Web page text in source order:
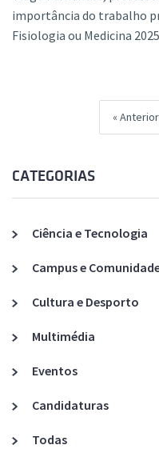
importância do trabalho
Fisiologia ou Medicina
Anterior
CATEGORIAS
Ciência e Tecnologia
Campus e
Cultura e Desporto
Multimédia
Eventos
Candidaturas
Todas